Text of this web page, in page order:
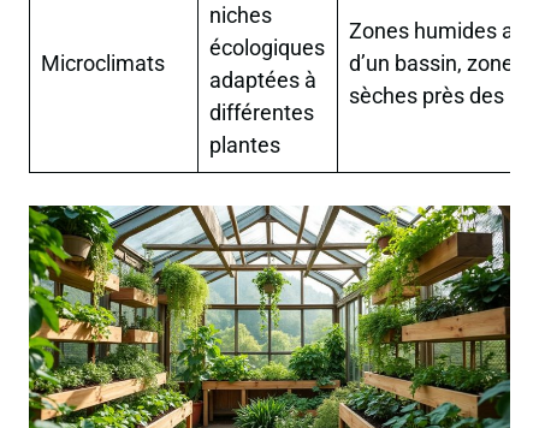
Microclimats
niches
écologiques
adaptées à
différentes
plantes
Zones humides
d’un bassin, zones
sèches près des